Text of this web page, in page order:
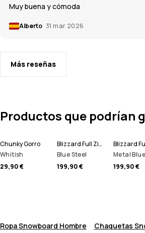
Muy buena y cómoda
Alberto 31 mar 2026
Más reseñas
Productos que podrían
Chunky Gorro
Whitish
29,90 €
Blizzard Full Zip Chaqueta Snowboard Hombre
Blue Steel
199,90 €
Metal Blue
199,90 €
Ropa Snowboard Hombre Chaquetas